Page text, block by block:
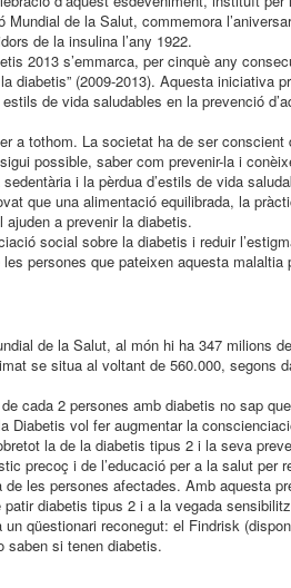
Mundial de la Salut, commemora
de la insulina l’any 1922.
2013 s’emmarca, per cinquè any
diabetis” (2009-2013). Aquesta iniciativa
de vida saludables en la prevenció
a tothom. La societat ha de ser
possible, saber com prevenir-la i
i la pèrdua d’estils de vida
que una alimentació equilibrada, la
a prevenir la diabetis.
social sobre la diabetis i reduir
persones que pateixen aquesta malaltia
de la Salut, al món hi ha 347 milions
se situa al voltant de 560.000, segons
cada 2 persones amb diabetis no sap
Diabetis vol fer augmentar la
la de la diabetis tipus 2 i la seva
precoç i de l’educació per a la salut per
les persones afectades. Amb aquesta
diabetis tipus 2 i a la vegada
un qüestionari reconegut: el Findrisk
saben si tenen diabetis.